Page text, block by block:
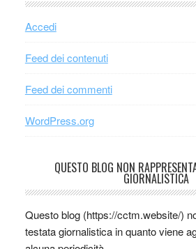
Accedi
Feed dei contenuti
Feed dei commenti
WordPress.org
QUESTO BLOG NON
GIORNALISTICA
Questo blog (https://cctm.website/)
testata giornalistica in quanto viene